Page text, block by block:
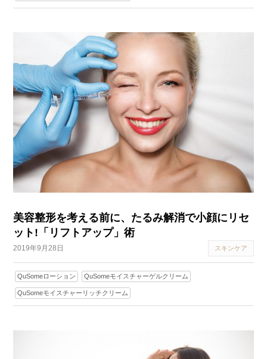
美容整形を考える前に、たるみ解消で小顔にリセ
ット!「リフトアップ」術
2019年9月28日 スキンケア
QuSomeローション QuSomeモイスチャーゲルクリーム
QuSomeモイスチャーリッチクリーム